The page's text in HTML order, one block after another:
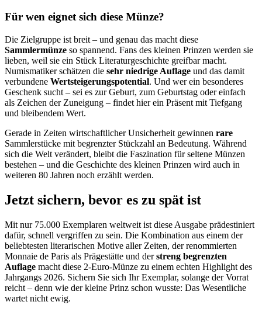
Für wen eignet sich diese Münze?
Die Zielgruppe ist breit – und genau das macht diese
Sammlermünze so spannend. Fans des kleinen Prinzen werden sie
lieben, weil sie ein Stück Literaturgeschichte greifbar macht.
Numismatiker schätzen die sehr niedrige Auflage und das damit
verbundene Wertsteigerungspotential. Und wer ein besonderes
Geschenk sucht – sei es zur Geburt, zum Geburtstag oder einfach
als Zeichen der Zuneigung – findet hier ein Präsent mit Tiefgang
und bleibendem Wert.
Gerade in Zeiten wirtschaftlicher Unsicherheit gewinnen rare
Sammlerstücke mit begrenzter Stückzahl an Bedeutung. Während
sich die Welt verändert, bleibt die Faszination für seltene Münzen
bestehen – und die Geschichte des kleinen Prinzen wird auch in
weiteren 80 Jahren noch erzählt werden.
Jetzt sichern, bevor es zu spät ist
Mit nur 75.000 Exemplaren weltweit ist diese Ausgabe prädestiniert
dafür, schnell vergriffen zu sein. Die Kombination aus einem der
beliebtesten literarischen Motive aller Zeiten, der renommierten
Monnaie de Paris als Prägestätte und derstreng begrenzten
Auflage macht diese 2-Euro-Münze zu einem echten Highlight des
Jahrgangs 2026. Sichern Sie sich Ihr Exemplar, solange der Vorrat
reicht – denn wie der kleine Prinz schon wusste: Das Wesentliche
wartet nicht ewig.